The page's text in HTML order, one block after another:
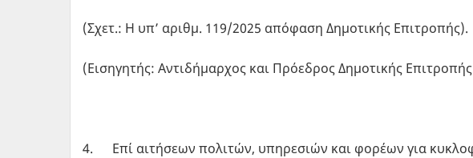
(Σχετ.: Η υπ’ αριθμ. 119/2025 απόφαση Δημοτικής Επιτροπής).
(Εισηγητής: Αντιδήμαρχος και Πρόεδρος Δημοτικής
4. Επί αιτήσεων πολιτών, υπηρεσιών και φορέων για